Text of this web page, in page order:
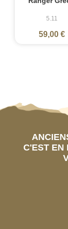
5.11
59,00 €
C'EST EN